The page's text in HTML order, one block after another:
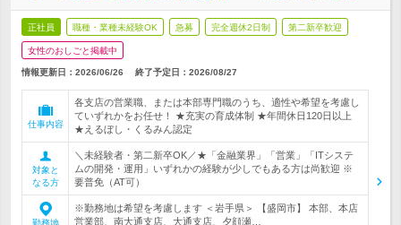
正社員 職種・業種未経験OK 急募 完全週休2日制 第二新卒歓迎
女性のおしごと掲載中
情報更新日：2026/06/26 終了予定日： 2026/08/27
仕事内容
各支店の営業職、または本部専門職のうち、適性や希望を考慮し
ていずれかをお任せ！ ★充実の育成体制 ★年間休日120日以上
★えるぼし・くるみん認定
対象と
なる方
＼未経験者・第二新卒OK／★「金融業界」「営業」「ITシステ
ムの開発・運用」いずれかの経験が少しでもある方は尚歓迎 ※
要普免（AT可）
勤務地
※勤務地は希望を考慮します ＜岩手県＞ 【盛岡市】 本部、本店
営業部、南大通支店、大通支店、夕顔瀬…